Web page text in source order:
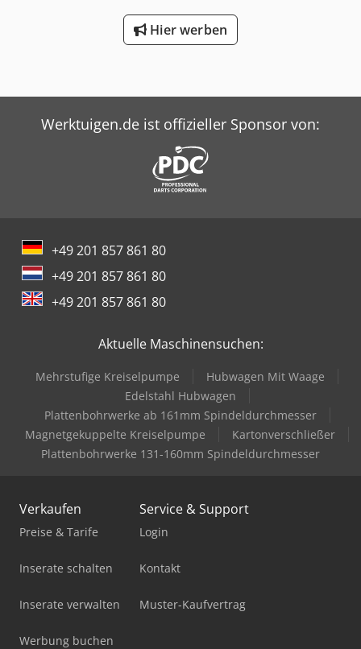
Hier werben
Werktuigen.de ist offizieller Sponsor von:
+49 201 857 861 80
+49 201 857 861 80
+49 201 857 861 80
Aktuelle Maschinensuchen:
Mehrstufige Kreiselpumpe
Hubwagen Mit Waage
Edelstahl Hubwagen
Plattenbohrwerke ab 161mm Spindeldurchmesser
Magnetgekuppelte Kreiselpumpe
Kartonverschließer
Plattenbohrwerke 131-160mm Spindeldurchmesser
Verkaufen
Preise & Tarife
Inserate schalten
Inserate verwalten
Werbung buchen
Service & Support
Login
Kontakt
Muster-Kaufvertrag